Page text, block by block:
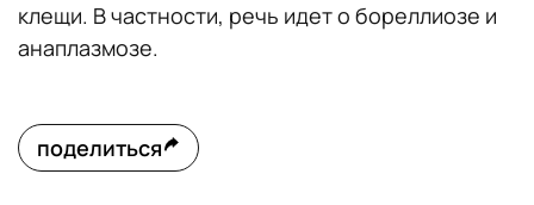
клещи. В частности, речь идет о бореллиозе и
анаплазмозе.
поделиться